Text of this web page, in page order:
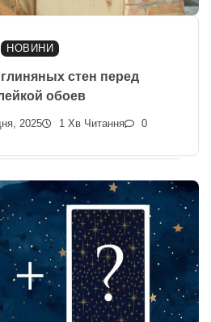
НОВИНИ
стен перед
обоев
2025 1 Хв Читання 0